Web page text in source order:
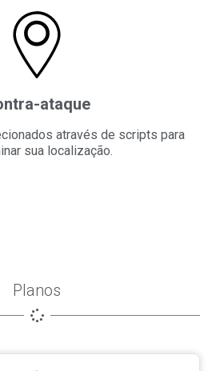
ataque
através de scripts para
sua localização.
Planos